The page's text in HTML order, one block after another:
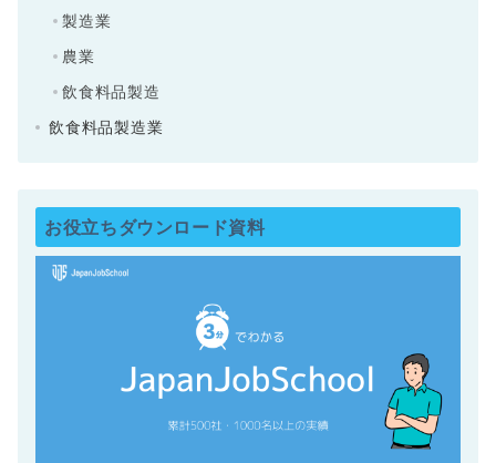
製造業
農業
飲食料品製造
飲食料品製造業
お役立ちダウンロード資料